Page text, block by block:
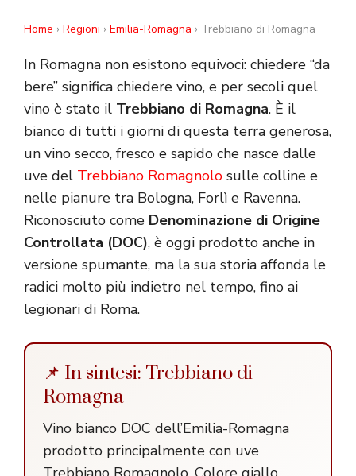
Home › Regioni › Emilia-Romagna › Trebbiano di Romagna
In Romagna non esistono equivoci: chiedere “da
bere” significa chiedere vino, e per secoli quel
vino è stato il Trebbiano di Romagna. È il
bianco di tutti i giorni di questa terra generosa,
un vino secco, fresco e sapido che nasce dalle
uve del Trebbiano Romagnolo sulle colline e
nelle pianure tra Bologna, Forlì e Ravenna.
Riconosciuto come Denominazione di Origine
Controllata (DOC), è oggi prodotto anche in
versione spumante, ma la sua storia affonda le
radici molto più indietro nel tempo, fino ai
legionari di Roma.
📌 In sintesi: Trebbiano di
Romagna
Vino bianco DOC dell’Emilia-Romagna
prodotto principalmente con uve